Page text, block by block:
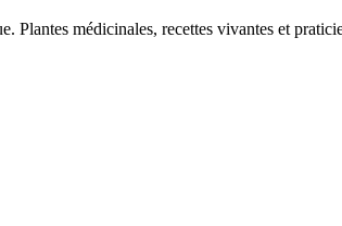
Plantes médicinales, recettes vivantes et